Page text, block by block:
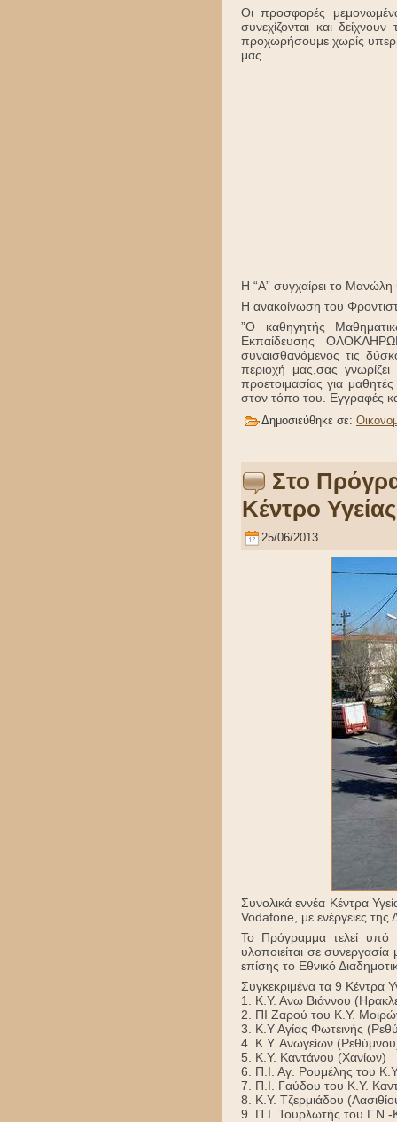
Οι προσφορές
συνεχίζονται και
προχωρήσουμε χωρίς
μας.
Η “Α” συγχαίρει το Μανώλη
Η ανακοίνωση του
”Ο καθηγητής
Εκπαίδευσης
συναισθανόμενος τις
περιοχή μας,σας
προετοιμασίας για
στον τόπο του. Εγγραφές
Δημοσιεύθηκε σε:
Στο
Κέντρο
25/06/2013
Συνολικά εννέα Κέντρα
Vodafone, με ενέργειες της
Το Πρόγραμμα τελεί υπό
υλοποιείται σε
επίσης το Εθνικό
Συγκεκριμένα τα 9 Κέντρα
1. Κ.Υ. Ανω Βιάννου
2. ΠΙ Ζαρού του Κ.Υ.
3. Κ.Υ Αγίας Φωτεινής
4. Κ.Υ. Ανωγείων
5. Κ.Υ. Καντάνου (Χανίων)
6. Π.Ι. Αγ. Ρουμέλης του
7. Π.Ι. Γαύδου του Κ.Υ.
8. Κ.Υ. Τζερμιάδου
9. Π.Ι. Τουρλωτής του Γ.Ν.-